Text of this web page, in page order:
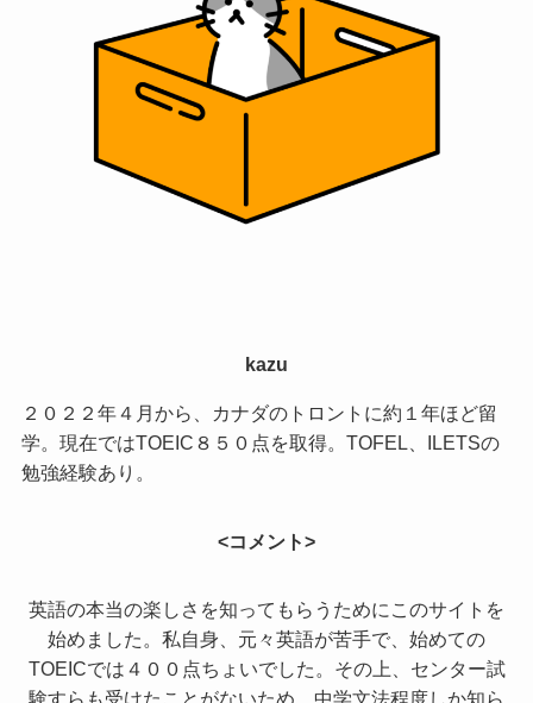
kazu
２０２２年４月から、カナダのトロントに約１年ほど留
学。現在ではTOEIC８５０点を取得。TOFEL、ILETSの
勉強経験あり。
<コメント>
英語の本当の楽しさを知ってもらうためにこのサイトを
始めました。私自身、元々英語が苦手で、始めての
TOEICでは４００点ちょいでした。その上、センター試
験すらも受けたことがないため、中学文法程度しか知ら